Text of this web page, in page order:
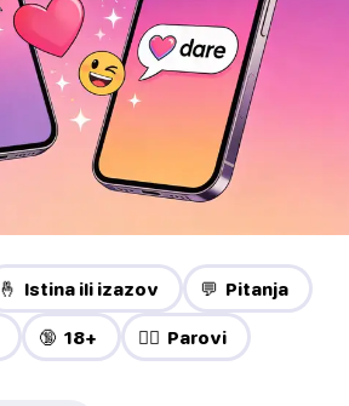
🤞 Istina ili izazov 💬 Pitanja
🔞 18+ ❤️‍🔥 Parovi